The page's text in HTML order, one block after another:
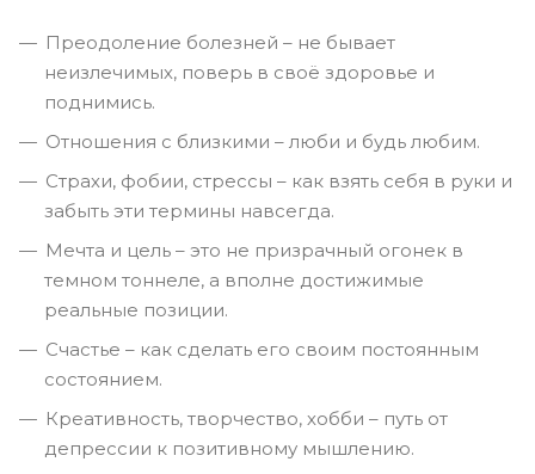
Преодоление болезней – не бывает
неизлечимых, поверь в своё здоровье и
поднимись.
Отношения с близкими – люби и будь любим.
Страхи, фобии, стрессы – как взять себя в руки и
забыть эти термины навсегда.
Мечта и цель – это не призрачный огонек в
темном тоннеле, а вполне достижимые
реальные позиции.
Счастье – как сделать его своим постоянным
состоянием.
Креативность, творчество, хобби – путь от
депрессии к позитивному мышлению.